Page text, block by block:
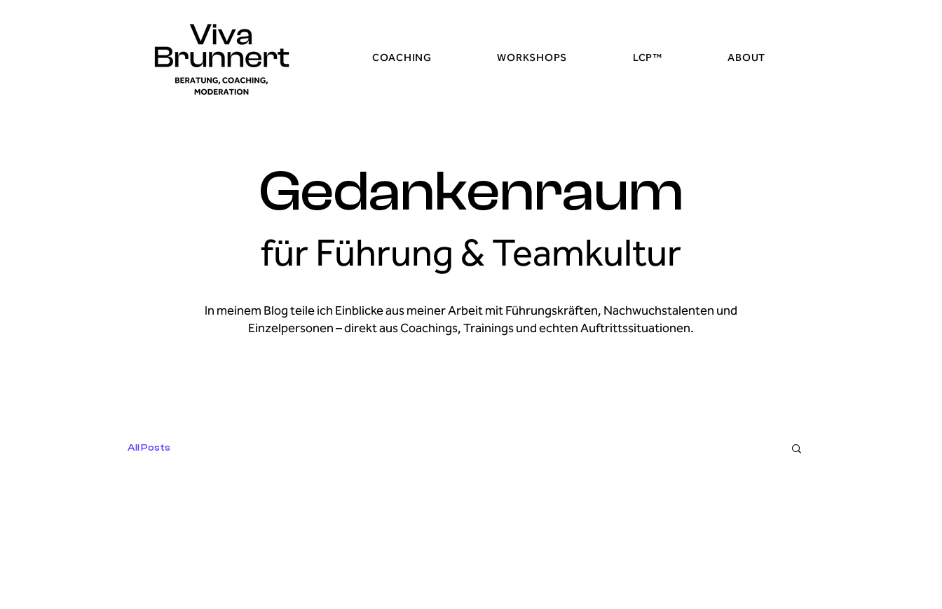
COACHING WORKSHOPS LCP™ ABOUT
Gedankenraum
für Führung & Teamkultur
In meinem Blog teile ich Einblicke aus meiner Arbeit mit Führungskräften, Nachwuchstalenten und
Einzelpersonen – direkt aus Coachings, Trainings und echten Auftrittssituationen.
All Posts